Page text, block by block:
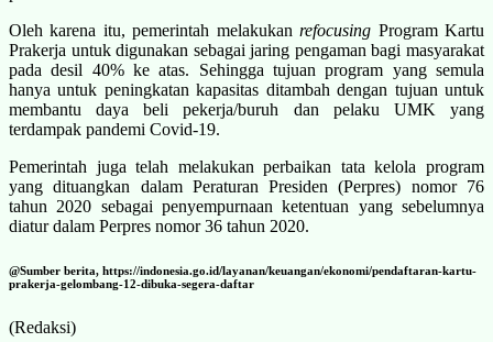
Oleh karena itu, pemerintah melakukanrefocusing Program Kartu
Prakerja untuk digunakan sebagai jaring pengaman bagi masyarakat
pada desil 40% ke atas. Sehingga tujuan program yang semula
hanya untuk peningkatan kapasitas ditambah dengan tujuan untuk
membantu daya beli pekerja/buruh dan pelaku UMK yang
terdampak pandemi Covid-19.
Pemerintah juga telah melakukan perbaikan tata kelola program
yang dituangkan dalam Peraturan Presiden (Perpres) nomor 76
tahun 2020 sebagai penyempurnaan ketentuan yang sebelumnya
diatur dalam Perpres nomor 36 tahun 2020.
@Sumber berita, https://indonesia.go.id/layanan/keuangan/ekonomi/pendaftaran-kartu-
prakerja-gelombang-12-dibuka-segera-daftar
(Redaksi)